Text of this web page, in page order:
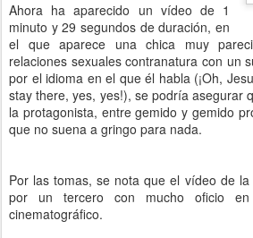
Ahora ha aparecido un vídeo de 1
minuto y 29 segundos de duración, en
el que aparece una chica muy
relaciones sexuales contranatura con un
por el idioma en el que él habla (¡Oh,
stay there, yes, yes!), se podría asegurar
la protagonista, entre gemido y gemido
que no suena a gringo para nada.
Por las tomas, se nota que el vídeo de
por un tercero con mucho oficio
cinematográfico.